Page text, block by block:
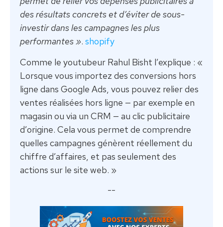
des résultats concrets et d’éviter de sous-
investir dans les campagnes les plus
performantes ». shopify
Comme le youtubeur Rahul Bisht l’explique : «
Lorsque vous importez des conversions hors
ligne dans Google Ads, vous pouvez relier des
ventes réalisées hors ligne — par exemple en
magasin ou via un CRM — au clic publicitaire
d’origine. Cela vous permet de comprendre
quelles campagnes génèrent réellement du
chiffre d’affaires, et pas seulement des
actions sur le site web. »
--